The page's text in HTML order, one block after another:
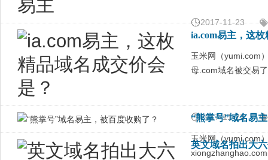
2017-11-23
ia.com易主，这
玉米网（yumi.com
母.com域名被交易
2017-11-22
“熊掌号”域名易
玉米网（yumi.com
英文域名拍出大